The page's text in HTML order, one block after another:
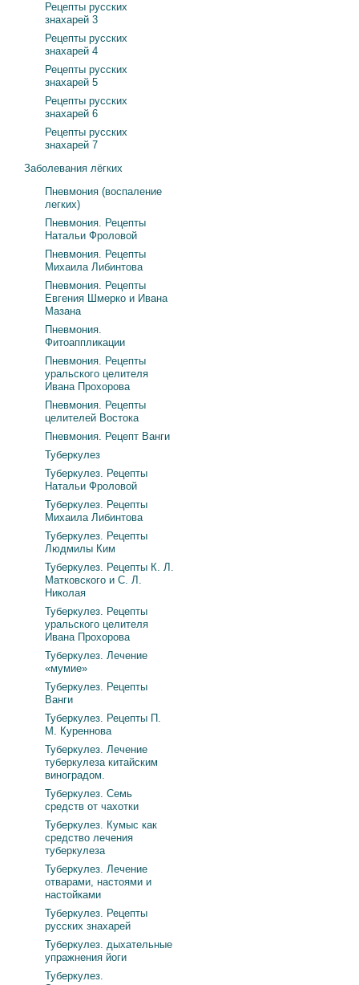
Рецепты русских
знахарей 3
Рецепты русских
знахарей 4
Рецепты русских
знахарей 5
Рецепты русских
знахарей 6
Рецепты русских
знахарей 7
Заболевания лёгких
Пневмония (воспаление
легких)
Пневмония. Рецепты
Натальи Фроловой
Пневмония. Рецепты
Михаила Либинтова
Пневмония. Рецепты
Евгения Шмерко и Ивана
Мазана
Пневмония.
Фитоаппликации
Пневмония. Рецепты
уральского целителя
Ивана Прохорова
Пневмония. Рецепты
целителей Востока
Пневмония. Рецепт Ванги
Туберкулез
Туберкулез. Рецепты
Натальи Фроловой
Туберкулез. Рецепты
Михаила Либинтова
Туберкулез. Рецепты
Людмилы Ким
Туберкулез. Рецепты К. Л.
Матковского и С. Л.
Николая
Туберкулез. Рецепты
уральского целителя
Ивана Прохорова
Туберкулез. Лечение
«мумие»
Туберкулез. Рецепты
Ванги
Туберкулез. Рецепты П.
М. Куреннова
Туберкулез. Лечение
туберкулеза китайским
виноградом.
Туберкулез. Семь
средств от чахотки
Туберкулез. Кумыс как
средство лечения
туберкулеза
Туберкулез. Лечение
отварами, настоями и
настойками
Туберкулез. Рецепты
русских знахарей
Туберкулез. дыхательные
упражнения йоги
Туберкулез.